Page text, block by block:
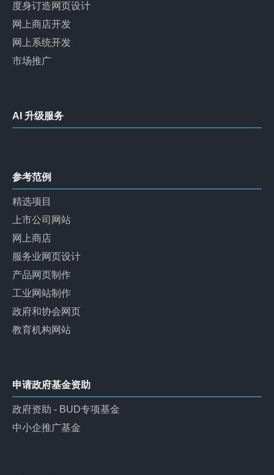
度身订造网页设计
网上商店开发
网上系统开发
市场推广
AI 升级服务
参考范例
精选项目
上市公司网站
网上商店
服务业网页设计
产品网页制作
工业网站制作
政府和协会网页
教育机构网站
申请政府基金资助
政府资助 - BUD专项基金
中小企推广基金